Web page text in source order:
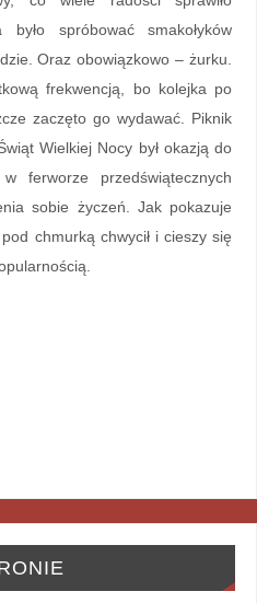
było spróbować smakołyków
Oraz obowiązkowo – żurku.
frekwencją, bo kolejka po
zaczęto go wydawać. Piknik
Wielkiej Nocy był okazją do
ferworze przedświątecznych
sobie życzeń. Jak pokazuje
chmurką chwycił i cieszy się